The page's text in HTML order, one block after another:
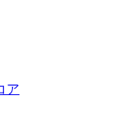
ア